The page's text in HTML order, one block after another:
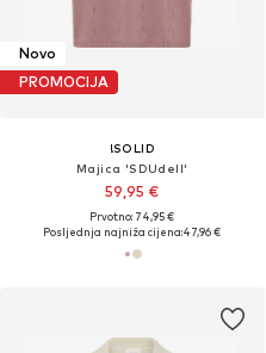
Novo
PROMOCIJA
!SOLID
Majica 'SDUdell'
59,95 €
Prvotno: 74,95 €
Posljednja najniža cijena:47,96 €